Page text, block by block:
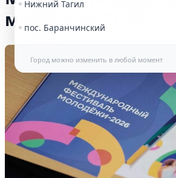
Нижний Тагил
пос. Баранчинский
Город можно изменить в любой момент
молодёжи-2026